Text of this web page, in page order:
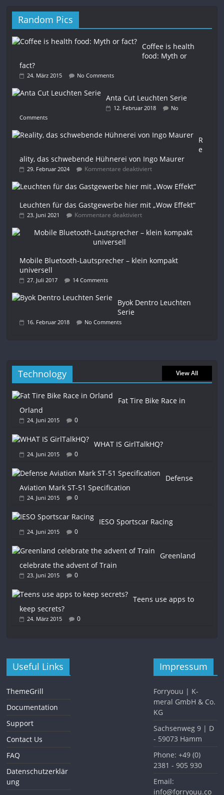
Random Pics
Coffee is health
food: Myth or
fact?
24. März 2015 No Comments
Anta Cut Leuchten Serie
12. Februar 2018
No
Comments
R
e
ality, das schwebende Hühnerei von Ingo Maurer
29. Februar 2024 Kommentare deaktiviert
Leuchten für das Gastgewerbe hier mit „Wow Effekt“
23. Juni 2021 Kommentare deaktiviert
Mobile Bluetooth-Lautsprecher – klein kompakt
universell
27. Juli 2017 14 Comments
Byok Dentro Leuchten
Serie
16. Februar 2018 No Comments
Technology View All
Fat Tire Bike Race in
Orland
24. Juni 2015 0
WHAT IS GirlTalkHQ?
24. Juni 2015 0
Defense
Aviation Mark ST-51 Specification
24. Juni 2015 0
IESO Sportscar Racing
24. Juni 2015 0
Greenland
celebrate the advent of Train
23. Juni 2015 0
Teens use apps to
keep secrets?
24. März 2015 0
Useful Links
ThemeGrill
Documentation
Support
Contact Us
FAQ
Datenschutzerklär
ung
Impressum
Forryouu | K-
meral GmbH & Co.
KG
Sachsenweg 9 | D
- 59073 Hamm
Phone: +49 (0)
2381 - 905 930
Email:
info@forryouu.co